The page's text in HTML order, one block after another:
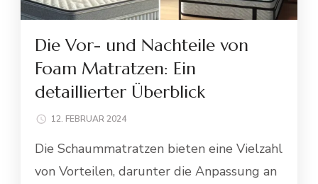
Die Vor- und Nachteile von
Foam Matratzen: Ein
detaillierter Überblick
12. FEBRUAR 2024
Die Schaummatratzen bieten eine Vielzahl
von Vorteilen, darunter die Anpassung an